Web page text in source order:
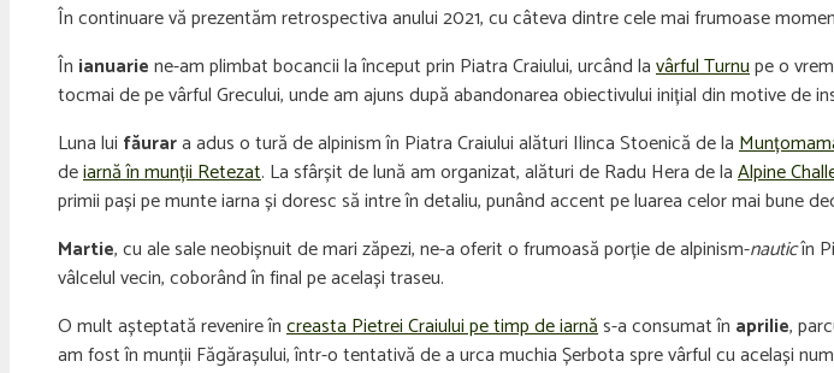
În continuare vă prezentăm retrospectiva anului 2021, cu câteva dintre cele mai frumoase
În ianuariene-am plimbat bocancii la început prin Piatra Craiului, urcând lavârful Turnupe o
tocmai de pe vârful Grecului, unde am ajuns după abandonarea obiectivului inițial din motive de
Luna lui făurara adus o tură de alpinism în Piatra Craiului alături Ilinca Stoenică de la
deiarnă în munții Retezat. La sfârșit de lună am organizat, alături de Radu Hera de laAlpine
primii pași pe munte iarna și doresc să intre în detaliu, punând accent pe luarea celor mai bune
Martie, cu ale sale neobișnuit de mari zăpezi, ne-a oferit o frumoasă porție de alpinism-nauticîn
vâlcelul vecin, coborând în final pe același traseu.
O mult așteptată revenire încreasta Pietrei Craiului pe timp de iarnăs-a consumat în aprilie,
am fost în munții Făgărașului, într-o tentativă de a urca muchia Șerbota spre vârful cu același